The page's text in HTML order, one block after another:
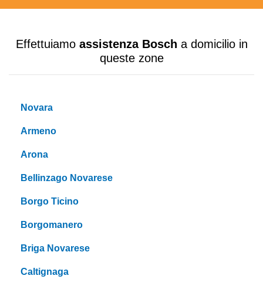
Effettuiamo assistenza Bosch a domicilio in
queste zone
Novara
Armeno
Arona
Bellinzago Novarese
Borgo Ticino
Borgomanero
Briga Novarese
Caltignaga